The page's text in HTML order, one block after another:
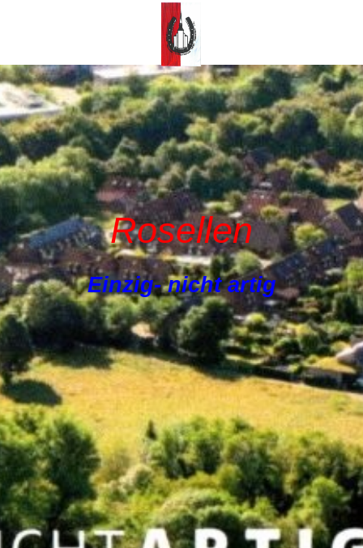
Rosellen
Einzig- nicht artig